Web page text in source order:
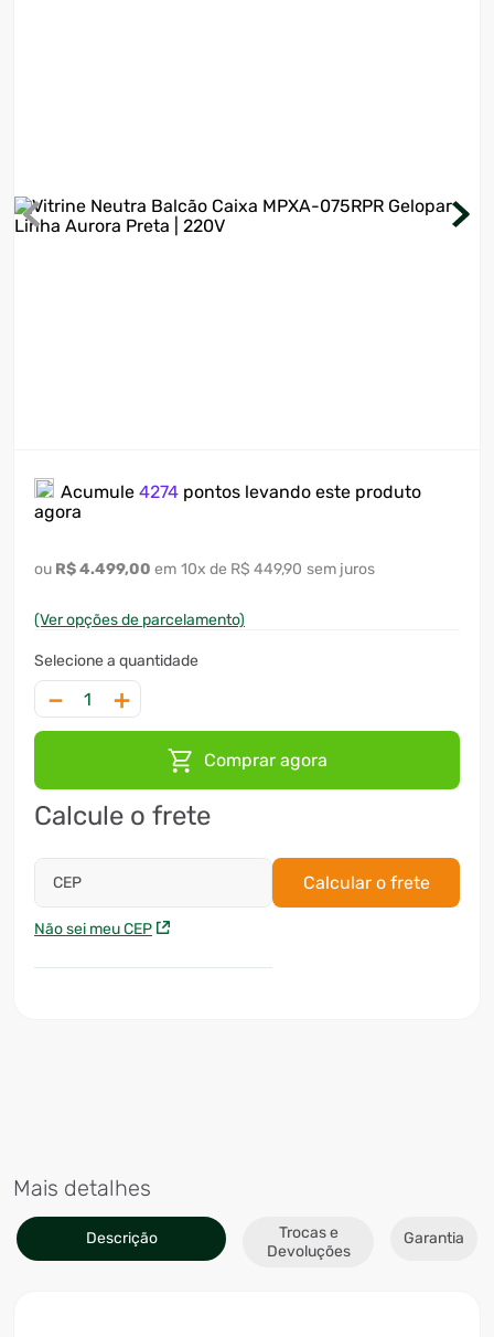
Acumule 4274 pontos levando este produto
agora
R$4.499,00 10x R$ 449,90 sem juros
(Ver opções de parcelamento)
＋
－
Comprar agora
Calcule o frete
CEP
Não sei meu CEP
Calcular o frete
Mais detalhes
Descrição
Trocas e
Devoluções
Garantia